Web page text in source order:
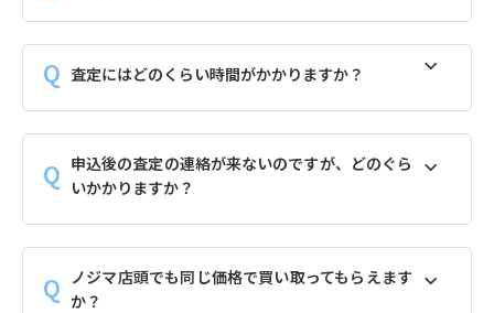
査定にはどのくらい時間がかかりますか？
申込後の査定の連絡が来ないのですが、どのぐら
いかかりますか？
ノジマ店頭でも同じ価格で買い取ってもらえます
か？